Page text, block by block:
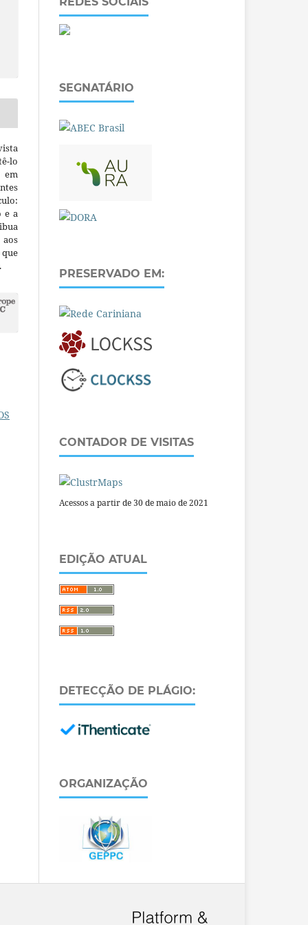
lo
em
e a
SEGNATÁRIO
PRESERVADO EM:
CONTADOR DE VISITAS
Acessos a partir de 30 de maio de 2021
EDIÇÃO ATUAL
DETECÇÃO DE PLÁGIO:
ORGANIZAÇÃO